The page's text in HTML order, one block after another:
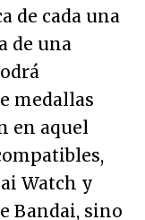
de cada una
de una
medallas
en aquel
Watch y
Bandai, sino